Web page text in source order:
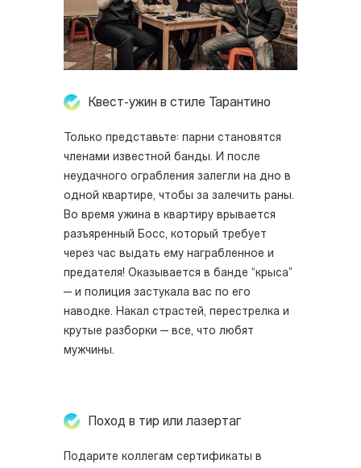
Квест-ужин в стиле Тарантино
Только представьте: парни становятся
членами известной банды. И после
неудачного ограбления залегли на дно в
одной квартире, чтобы за залечить раны.
Во время ужина в квартиру врывается
разъяренный Босс, который требует
через час выдать ему награбленное и
предателя! Оказывается в банде “крыса”
— и полиция застукала вас по его
наводке. Накал страстей, перестрелка и
крутые разборки — все, что любят
мужчины.
Поход в тир или лазертаг
Подарите коллегам сертификаты в